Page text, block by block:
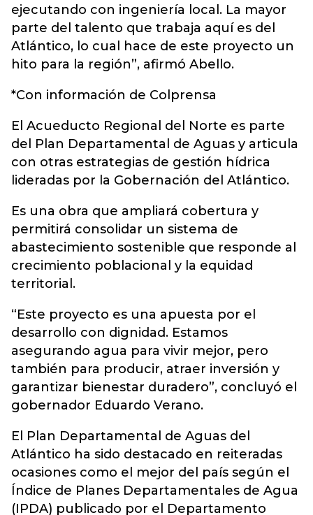
ejecutando con ingeniería local. La mayor
parte del talento que trabaja aquí es del
Atlántico, lo cual hace de este proyecto un
hito para la región”, afirmó Abello.
*Con información de Colprensa
El Acueducto Regional del Norte es parte
del Plan Departamental de Aguas y articula
con otras estrategias de gestión hídrica
lideradas por la Gobernación del Atlántico.
Es una obra que ampliará cobertura y
permitirá consolidar un sistema de
abastecimiento sostenible que responde al
crecimiento poblacional y la equidad
territorial.
“Este proyecto es una apuesta por el
desarrollo con dignidad. Estamos
asegurando agua para vivir mejor, pero
también para producir, atraer inversión y
garantizar bienestar duradero”, concluyó el
gobernador Eduardo Verano.
El Plan Departamental de Aguas del
Atlántico ha sido destacado en reiteradas
ocasiones como el mejor del país según el
Índice de Planes Departamentales de Agua
(IPDA) publicado por el Departamento